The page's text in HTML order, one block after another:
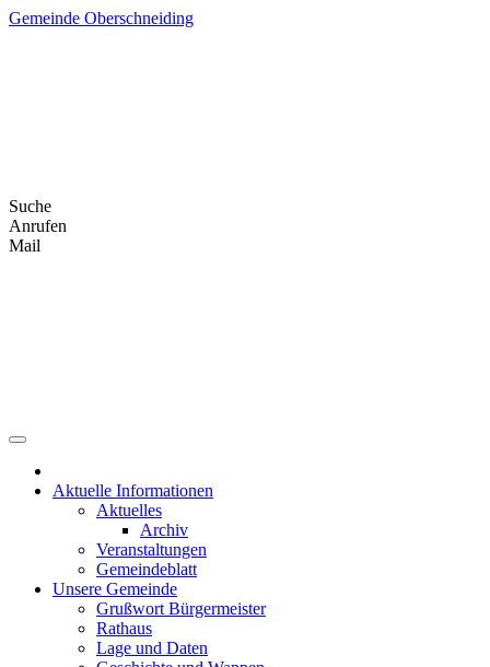
Skip
Gemeinde Oberschneiding
Suche
Anrufen
Mail
Aktuelle Informationen
Aktuelles
Archiv
Veranstaltungen
Gemeindeblatt
Unsere Gemeinde
Grußwort Bürgermeister
Rathaus
Lage und Daten